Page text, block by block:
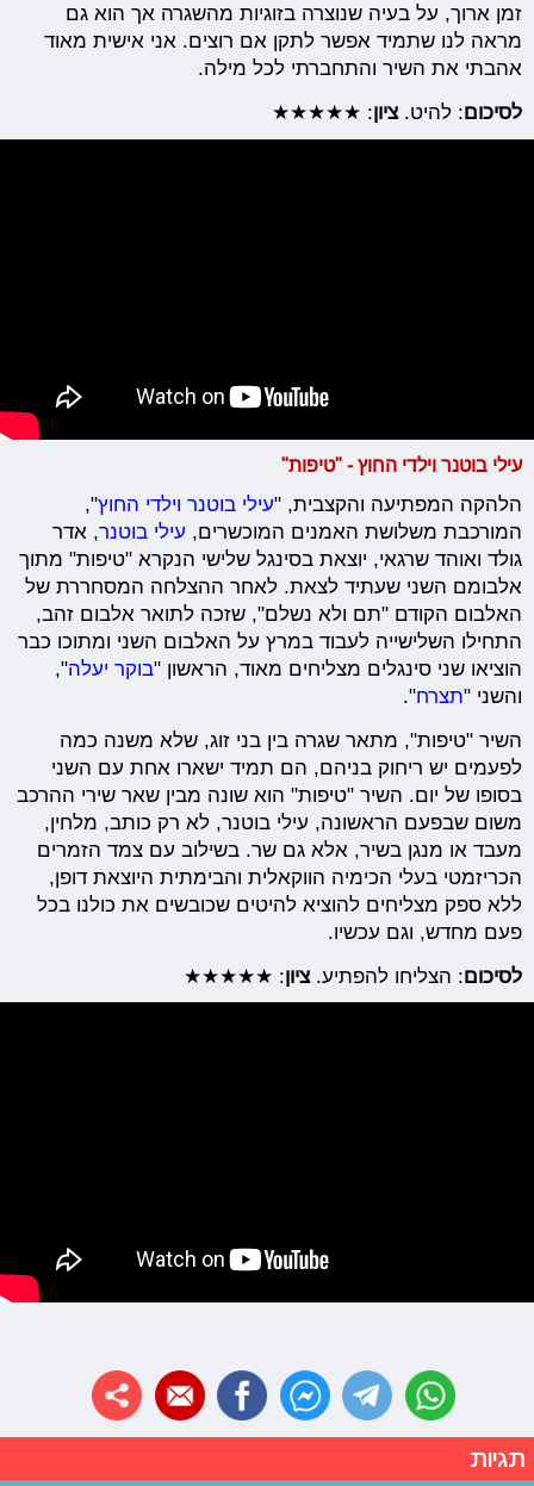
זמן ארוך, על בעיה שנוצרה בזוגיות מהשגרה אך הוא גם
מראה לנו שתמיד אפשר לתקן אם רוצים. אני אישית מאוד
אהבתי את השיר והתחברתי לכל מילה.
לסיכום: להיט.ציון: ★★★★★
עילי בוטנר וילדי החוץ - "טיפות"
הלהקה המפתיעה והקצבית, "עילי בוטנר וילדי החוץ",
המורכבת משלושת האמנים המוכשרים, עילי בוטנר, אדר
גולד ואוהד שרגאי, יוצאת בסינגל שלישי הנקרא "טיפות" מתוך
אלבומם השני שעתיד לצאת. לאחר ההצלחה המסחררת של
האלבום הקודם "תם ולא נשלם", שזכה לתואר אלבום זהב,
התחילו השלישייה לעבוד במרץ על האלבום השני ומתוכו כבר
הוציאו שני סינגלים מצליחים מאוד, הראשון "בוקר יעלה",
והשני "תצרח".
השיר "טיפות", מתאר שגרה בין בני זוג, שלא משנה כמה
לפעמים יש ריחוק בניהם, הם תמיד ישארו אחת עם השני
בסופו של יום. השיר "טיפות" הוא שונה מבין שאר שירי ההרכב
משום שבפעם הראשונה, עילי בוטנר, לא רק כותב, מלחין,
מעבד או מנגן בשיר, אלא גם שר. בשילוב עם צמד הזמרים
הכריזמטי בעלי הכימיה הווקאלית והבימתית היוצאת דופן,
ללא ספק מצליחים להוציא להיטים שכובשים את כולנו בכל
פעם מחדש, וגם עכשיו.
לסיכום: הצליחו להפתיע.ציון: ★★★★★
תגיות